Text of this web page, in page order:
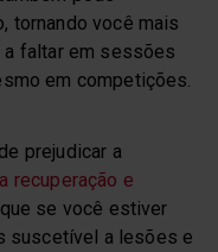
tornando você mais
faltar em sessões
em competições.
prejudicar a
recuperação e
se você estiver
suscetível a lesões e